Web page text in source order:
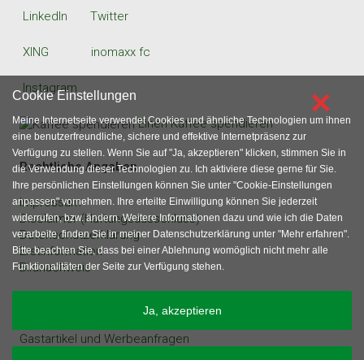
LinkedIn Twitter
XING inomaxx fc
Instagram
Einen Kaffee spendieren
Rechtliche Angaben
Impressum
Disclaimer (Haftungsausschluss)
Datenschutzerklärung
Erstinformation
Bildnachweis
Gastartikel und Werbeanfragen
×
Cookie Einstellungen
Meine Internetseite verwendet Cookies und ähnliche Technologien um ihnen
eine benutzerfreundliche, sichere und effektive Internetpräsenz zur
Verfügung zu stellen. Wenn Sie auf "Ja, akzeptieren" klicken, stimmen Sie in
die Verwendung dieser Technologien zu. Ich aktiviere diese gerne für Sie.
Ihre persönlichen Einstellungen können Sie unter "Cookie-Einstellungen
anpassen" vornehmen. Ihre erteilte Einwilligung können Sie jederzeit
widerrufen, bzw. ändern. Weitere Informationen dazu und wie ich die Daten
verarbeite, finden Sie in meiner Datenschutzerklärung unter "Mehr erfahren".
Bitte beachten Sie, dass bei einer Ablehnung womöglich nicht mehr alle
Funktionalitäten der Seite zur Verfügung stehen.
Ja, akzeptieren